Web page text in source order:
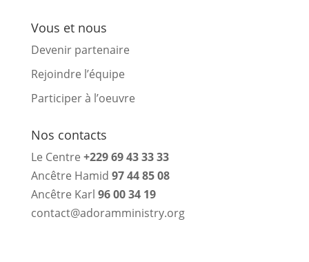
Vous et nous
Devenir partenaire
Rejoindre l’équipe
Participer à l’oeuvre
Nos contacts
Le Centre +229 69 43 33 33
Ancêtre Hamid 97 44 85 08
Ancêtre Karl 96 00 34 19
contact@adoramministry.org